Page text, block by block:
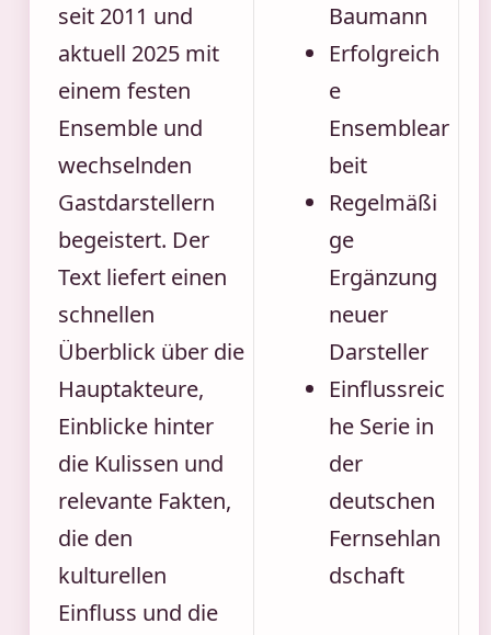
seit 2011 und
aktuell 2025 mit
einem festen
Ensemble und
wechselnden
Gastdarstellern
begeistert. Der
Text liefert einen
schnellen
Überblick über die
Hauptakteure,
Einblicke hinter
die Kulissen und
relevante Fakten,
die den
kulturellen
Einfluss und die
Baumann
Erfolgreich
e
Ensemblear
beit
Regelmäßi
ge
Ergänzung
neuer
Darsteller
Einflussreic
he Serie in
der
deutschen
Fernsehlan
dschaft